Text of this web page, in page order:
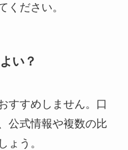
ください。
い？
すすめしません。口
公式情報や複数の比
ょう。